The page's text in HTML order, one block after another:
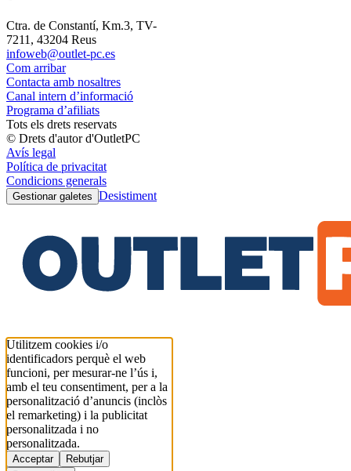
Ctra. de Constantí, Km.3, TV-
7211, 43204 Reus
infoweb@outlet-pc.es
Com arribar
Contacta amb nosaltres
Canal intern d’informació
Programa d’afiliats
Tots els drets reservats
© Drets d'autor d'OutletPC
Avís legal
Política de privacitat
Condicions generals
Gestionar galetes Desistiment
Utilitzem cookies i/o
identificadors perquè el web
funcioni, per mesurar-ne l’ús i,
amb el teu consentiment, per a la
personalització d’anuncis (inclòs
el remarketing) i la publicitat
personalitzada i no
personalitzada.
Acceptar
Rebutjar